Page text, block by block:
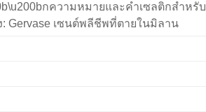
กความหมายและคำเซลติกสำหรับ
Gervase เซนต์พลีชีพที่ตายในมิลาน